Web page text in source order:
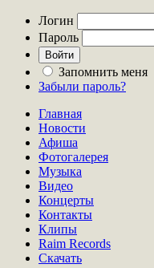
Логин
Пароль
Запомнить меня
Забыли пароль?
Главная
Новости
Афиша
Фотогалерея
Музыка
Видео
Концерты
Контакты
Клипы
Raim Records
Скачать